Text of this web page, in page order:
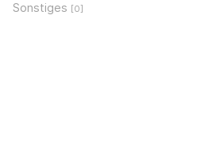
Sonstiges [0]